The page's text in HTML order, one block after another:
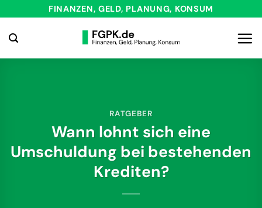
springen
FINANZEN, GELD, PLANUNG, KONSUM
RATGEBER
Wann lohnt sich eine
Umschuldung bei bestehenden
Krediten?